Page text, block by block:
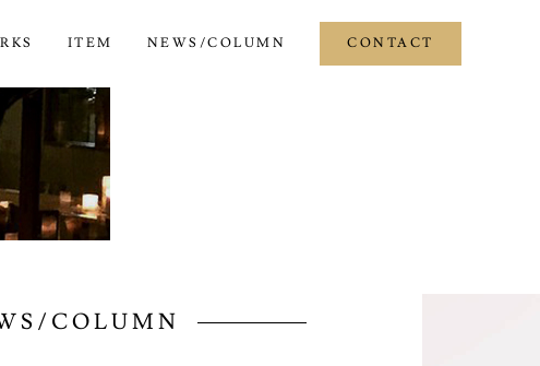
ITEM NEWS/COLUMN CONTACT
COLUMN